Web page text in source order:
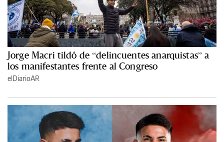
Jorge Macri tildó de “delincuentes anarquistas” a
los manifestantes frente al Congreso
elDiarioAR